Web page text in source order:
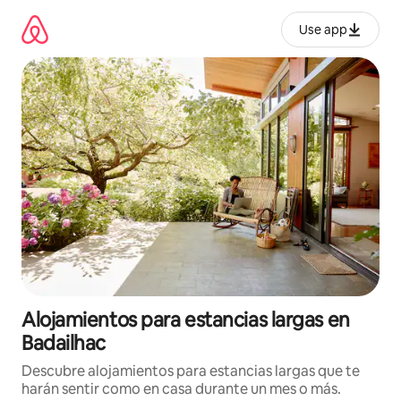
contenido
Use app
Alojamientos para estancias largas en
Badailhac
Descubre alojamientos para estancias largas que te
harán sentir como en casa durante un mes o más.